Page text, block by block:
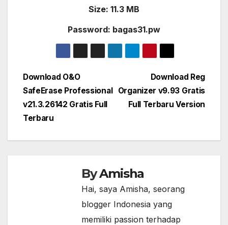
Size: 11.3 MB
Password: bagas31.pw
Post
navigation
Download Reg
Organizer v9.93 Gratis
Full Terbaru Version
Download O&O
SafeErase Professional
v21.3.26142 Gratis Full
Terbaru
ByAmisha
Hai, saya Amisha, seorang
blogger Indonesia yang
memiliki passion terhadap